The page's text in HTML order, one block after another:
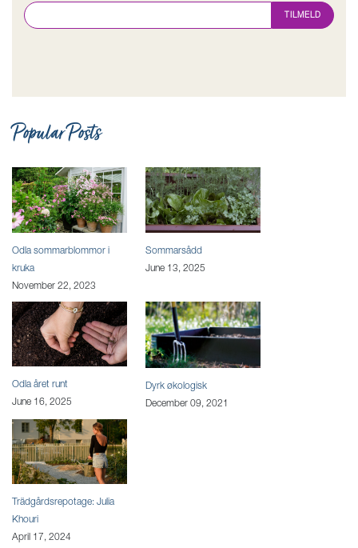
TILMELD
Popular Posts
Odla sommarblommor i
kruka
November 22, 2023
Sommarsådd
June 13, 2025
Odla året runt
June 16, 2025
Dyrk økologisk
December 09, 2021
Trädgårdsrepotage: Julia
Khouri
April 17, 2024